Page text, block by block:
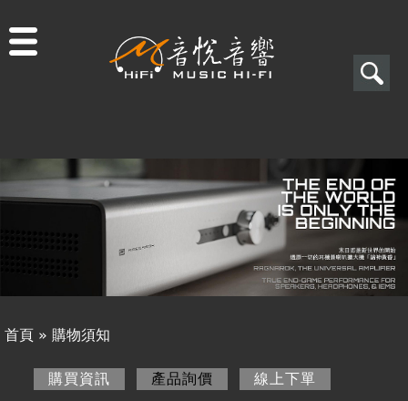
搜
表
單
搜
尋
商品一覽
二手專區
視聽專欄
購物須知
購買資訊
您
首頁 » 購物須知
購買資訊 產品詢價 (作用中頁籤)
線上下單